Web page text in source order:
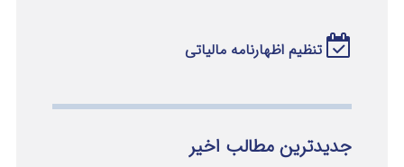
تنظیم اظهارنامه مالیاتی
جدیدترین مطالب اخیر